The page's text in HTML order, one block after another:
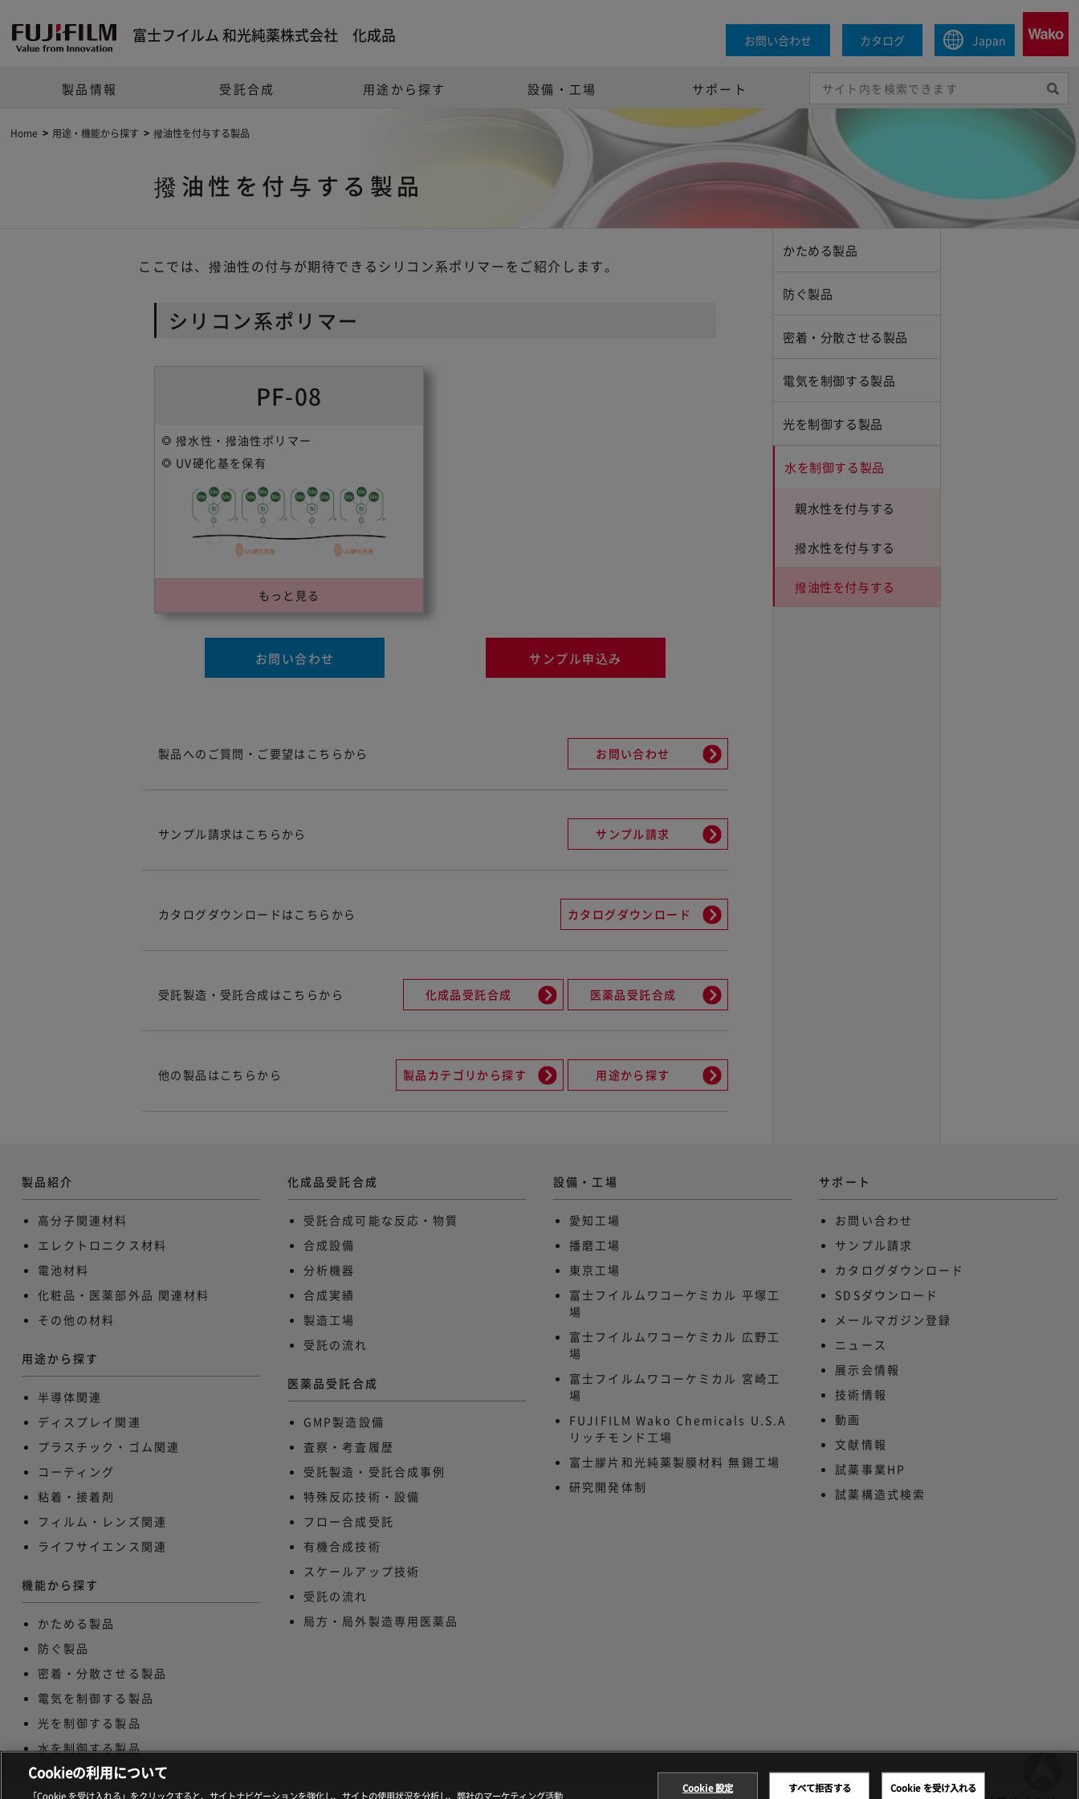
富士フイルム 和光純薬株式会社 化成品 お問い合わせ カタログ Japan
製品情報 受託合成 用途から探す 設備・工場 サポート
Home 用途・機能から探す 撥油性を付与する製品
撥油性を付与する製品
ここでは、撥油性の付与が期待できるシリコン系ポリマーをご紹介します。
シリコン系ポリマー
PF-08
撥水性・撥油性ポリマー
UV硬化基を保有
もっと見る
お問い合わせ サンプル申込み
製品へのご質問・ご要望はこちらから お問い合わせ
サンプル請求はこちらから サンプル請求
カタログダウンロードはこちらから カタログダウンロード
受託製造・受託合成はこちらから 化成品受託合成 医薬品受託合成
他の製品はこちらから 製品カテゴリから探す 用途から探す
かためる製品
防ぐ製品
密着・分散させる製品
電気を制御する製品
光を制御する製品
水を制御する製品
親水性を付与する
撥水性を付与する
撥油性を付与する
製品紹介
高分子関連材料
エレクトロニクス材料
電池材料
化粧品・医薬部外品 関連材料​
その他の材料
用途から探す
半導体関連
ディスプレイ関連
プラスチック・ゴム関連
コーティング
粘着・接着剤
フィルム・レンズ関連
ライフサイエンス関連
機能から探す
かためる製品
防ぐ製品
密着・分散させる製品
電気を制御する製品
光を制御する製品
水を制御する製品
化成品受託合成
受託合成可能な反応・物質
合成設備
分析機器
合成実績
製造工場
受託の流れ
医薬品受託合成
GMP製造設備
査察・考査履歴
受託製造・受託合成事例
特殊反応技術・設備
フロー合成受託
有機合成技術
スケールアップ技術
受託の流れ
局方・局外製造専用医薬品
設備・工場
愛知工場
播磨工場
東京工場
富士フイルムワコーケミカル 平塚工
場
富士フイルムワコーケミカル 広野工
場
富士フイルムワコーケミカル 宮崎工
場
FUJIFILM Wako Chemicals U.S.A
リッチモンド工場
富士膠片和光純薬製膜材料 無錫工場
研究開発体制
サポート
お問い合わせ
サンプル請求
カタログダウンロード
SDSダウンロード
メールマガジン登録
ニュース
展示会情報
技術情報
動画
文献情報
試薬事業HP
試薬構造式検索
Cookieの利用について
「Cookie を受け入れる」をクリックすると、サイトナビゲーションを強化し、サイトの使用状況を分析し、弊社のマーケティング活動
Cookie 設定 すべて拒否する Cookie を受け入れる